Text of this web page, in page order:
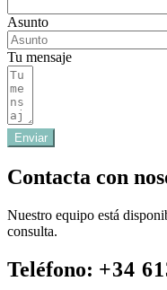
Asunto
Tu mensaje
Enviar
Contacta con
Nuestro equipo está
consulta.
Teléfono: +34